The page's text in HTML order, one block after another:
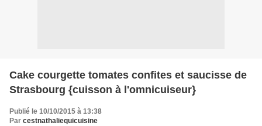
Cake courgette tomates confites et saucisse de
Strasbourg {cuisson à l'omnicuiseur}
Publié le 10/10/2015 à 13:38
Par cestnathaliequicuisine